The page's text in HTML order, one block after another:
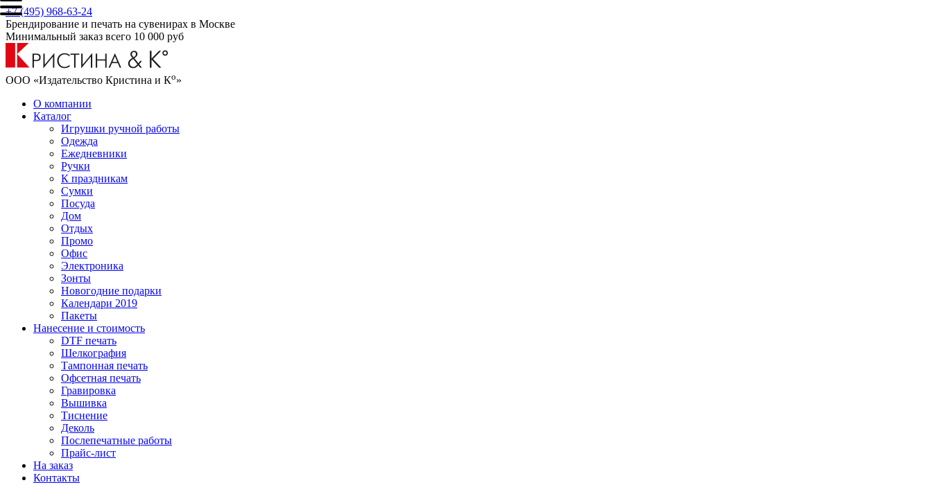
+7 (495) 968-63-24
Брендирование и печать на сувенирах в Москве
Минимальный заказ всего 10 000 руб
ООО «Издательство Кристина и Ко»
О компании
Каталог
Игрушки ручной работы
Одежда
Ежедневники
Ручки
К праздникам
Сумки
Посуда
Дом
Отдых
Промо
Офис
Электроника
Зонты
Новогодние подарки
Календари 2019
Пакеты
Нанесение и стоимость
DTF печать
Шелкография
Тампонная печать
Офсетная печать
Гравировка
Вышивка
Тиснение
Деколь
Послепечатные работы
Прайс-лист
На заказ
Контакты